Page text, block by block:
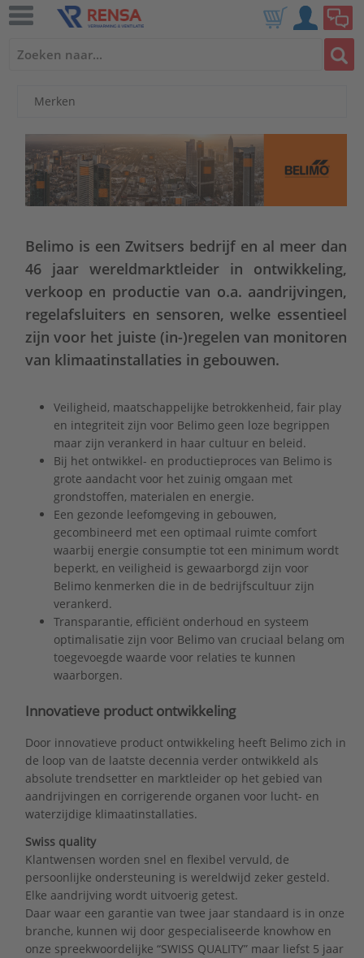
Merken
Belimo is een Zwitsers bedrijf en al meer dan
46 jaar wereldmarktleider in ontwikkeling,
verkoop en productie van o.a. aandrijvingen,
regelafsluiters en sensoren, welke essentieel
zijn voor het juiste (in-)regelen van monitoren
van klimaatinstallaties in gebouwen.
Veiligheid, maatschappelijke betrokkenheid, fair play
en integriteit zijn voor Belimo geen loze begrippen
maar zijn verankerd in haar cultuur en beleid.
Bij het ontwikkel- en productieproces van Belimo is
grote aandacht voor het zuinig omgaan met
grondstoffen, materialen en energie.
Een gezonde leefomgeving in gebouwen,
gecombineerd met een optimaal ruimte comfort
waarbij energie consumptie tot een minimum wordt
beperkt, en veiligheid is gewaarborgd zijn voor
Belimo kenmerken die in de bedrijfscultuur zijn
verankerd.
Transparantie, efficiënt onderhoud en systeem
optimalisatie zijn voor Belimo van cruciaal belang om
toegevoegde waarde voor relaties te kunnen
waarborgen.
Innovatieve product ontwikkeling
Door innovatieve product ontwikkeling heeft Belimo zich in
de loop van de laatste decennia verder ontwikkeld als
absolute trendsetter en marktleider op het gebied van
aandrijvingen en corrigerende organen voor lucht- en
waterzijdige klimaatinstallaties.
Swiss quality
Klantwensen worden snel en flexibel vervuld, de
persoonlijke ondersteuning is wereldwijd zeker gesteld.
Elke aandrijving wordt uitvoerig getest.
Daar waar een garantie van twee jaar standaard is in onze
branche, kunnen wij door gespecialiseerde knowhow en
onze spreekwoordelijke “SWISS QUALITY” maar liefst 5 jaar